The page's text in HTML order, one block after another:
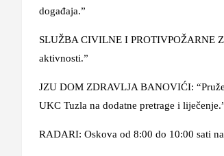
događaja.”
SLUŽBA CIVILNE I PROTIVPOŽARNE
aktivnosti.”
JZU DOM ZDRAVLJA BANOVIĆI:
UKC Tuzla na dodatne pretrage i
RADARI: Oskova od 8:00 do 10:00 sati